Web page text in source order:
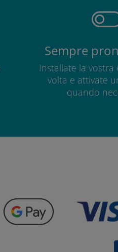
Sempre
Installate la vostra
volta e attivate
quando